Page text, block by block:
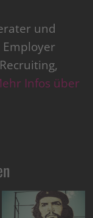
und
Infos über